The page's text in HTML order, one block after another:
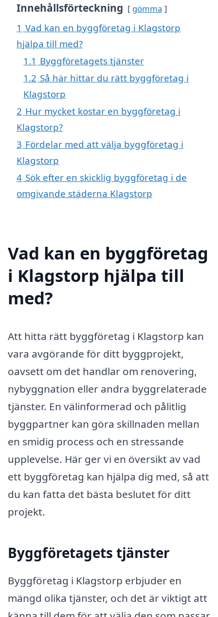
Innehållsförteckning gömma
1 Vad kan en byggföretag i Klagstorp
hjälpa till med?
1.1 Byggföretagets tjänster
1.2 Så här hittar du rätt byggföretag i
Klagstorp
2 Hur mycket kostar en byggföretag i
Klagstorp?
3 Fördelar med att välja byggföretag i
Klagstorp
4 Sök efter en skicklig byggföretag i de
omgivande städerna Klagstorp
Vad kan en byggföretag
i Klagstorp hjälpa till
med?
Att hitta rätt byggföretag i Klagstorp kan
vara avgörande för ditt byggprojekt,
oavsett om det handlar om renovering,
nybyggnation eller andra byggrelaterade
tjänster. En välinformerad och pålitlig
byggpartner kan göra skillnaden mellan
en smidig process och en stressande
upplevelse. Här ger vi en översikt av vad
ett byggföretag kan hjälpa dig med, så att
du kan fatta det bästa beslutet för ditt
projekt.
Byggföretagets tjänster
Byggföretag i Klagstorp erbjuder en
mängd olika tjänster, och det är viktigt att